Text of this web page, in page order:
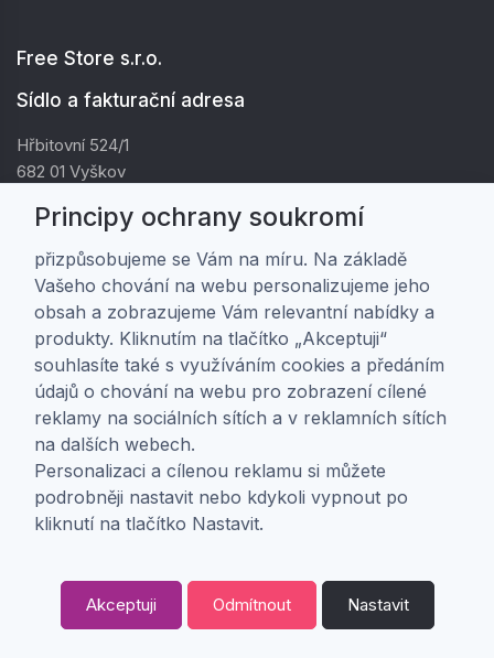
Free Store s.r.o.
Sídlo a fakturační adresa
Hřbitovní 524/1
682 01 Vyškov
DIČ: CZ01805878
Zákaznická péče
Doprava a platba
Obchodní podmínky
Ochrana osobních údajů
Nastavení soukromí
O nás
0
Principy ochrany soukromí
přizpůsobujeme se Vám na míru. Na základě
Vašeho chování na webu personalizujeme jeho
obsah a zobrazujeme Vám relevantní nabídky a
produkty. Kliknutím na tlačítko „Akceptuji“
souhlasíte také s využíváním cookies a předáním
údajů o chování na webu pro zobrazení cílené
reklamy na sociálních sítích a v reklamních sítích
na dalších webech.
Personalizaci a cílenou reklamu si můžete
podrobněji nastavit nebo kdykoli vypnout po
kliknutí na tlačítko Nastavit.
Akceptuji Odmítnout Nastavit